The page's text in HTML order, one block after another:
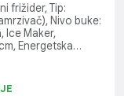
frižider, Tip:
Nivo buke:
Ice Maker,
Energetska